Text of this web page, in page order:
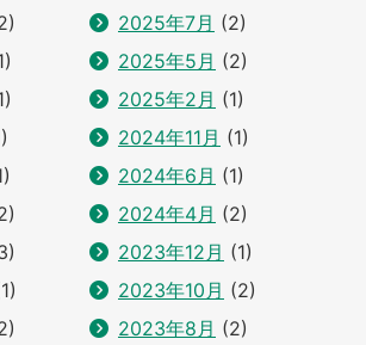
2025年7月 (2)
2025年5月 (2)
2025年2月 (1)
2024年11月 (1)
2024年6月 (1)
2024年4月 (2)
2023年12月 (1)
2023年10月 (2)
2023年8月 (2)